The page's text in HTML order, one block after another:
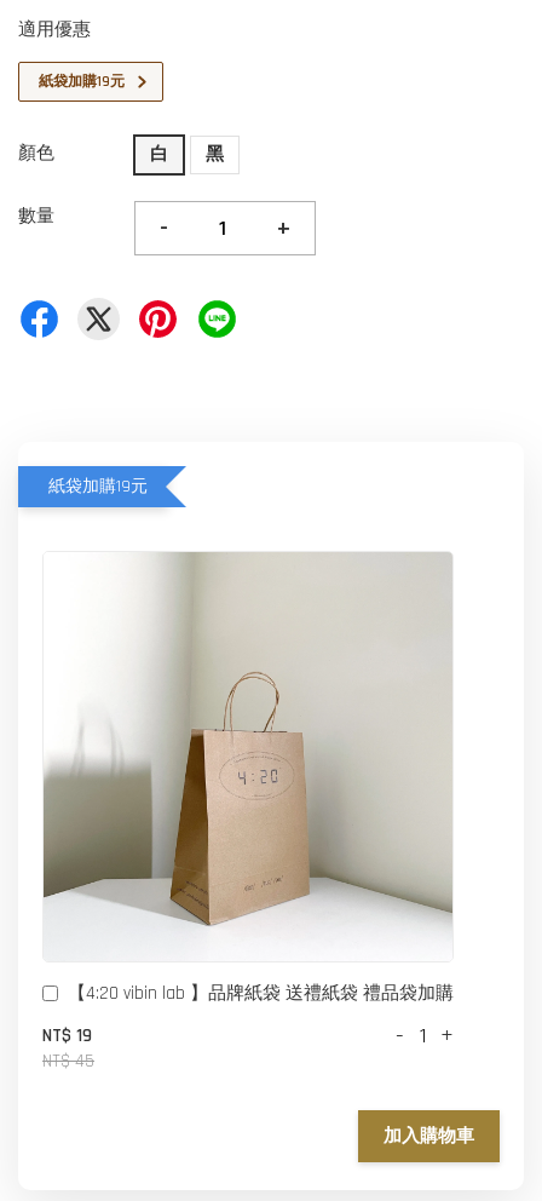
適用優惠
紙袋加購19元
顏色 白 黑
數量 - +
紙袋加購19元
【4:20 vibin lab 】品牌紙袋 送禮紙袋 禮品袋加購
NT$ 19
NT$ 45
- +
加入購物車